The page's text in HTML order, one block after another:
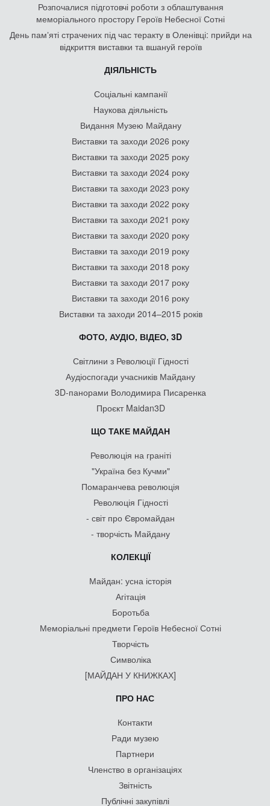
Розпочалися підготовчі роботи з облаштування
меморіального простору Героїв Небесної Сотні
День памʼяті страчених під час теракту в Оленівці: прийди на
відкриття виставки та вшануй героїв
ДІЯЛЬНІСТЬ
Соціальні кампанії
Наукова діяльність
Видання Музею Майдану
Виставки та заходи 2026 року
Виставки та заходи 2025 року
Виставки та заходи 2024 року
Виставки та заходи 2023 року
Виставки та заходи 2022 року
Виставки та заходи 2021 року
Виставки та заходи 2020 року
Виставки та заходи 2019 року
Виставки та заходи 2018 року
Виставки та заходи 2017 року
Виставки та заходи 2016 року
Виставки та заходи 2014–2015 років
ФОТО, АУДІО, ВІДЕО, 3D
Світлини з Революції Гідності
Аудіоспогади учасників Майдану
3D-панорами Володимира Писаренка
Проєкт Maidan3D
ЩО ТАКЕ МАЙДАН
Революція на граніті
"Україна без Кучми"
Помаранчева революція
Революція Гідності
- світ про Євромайдан
- творчість Майдану
КОЛЕКЦІЇ
Майдан: усна історія
Агітація
Боротьба
Меморіальні предмети Героїв Небесної Сотні
Творчість
Символіка
[МАЙДАН У КНИЖКАХ]
ПРО НАС
Контакти
Ради музею
Партнери
Членство в організаціях
Звітність
Публічні закупівлі